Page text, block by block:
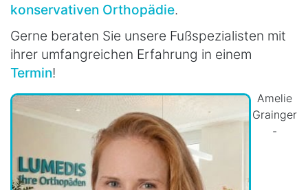
konservativen Orthopädie.
Gerne beraten Sie unsere Fußspezialisten mit
ihrer umfangreichen Erfahrung in einem
Termin!
Amelie
Grainger
-